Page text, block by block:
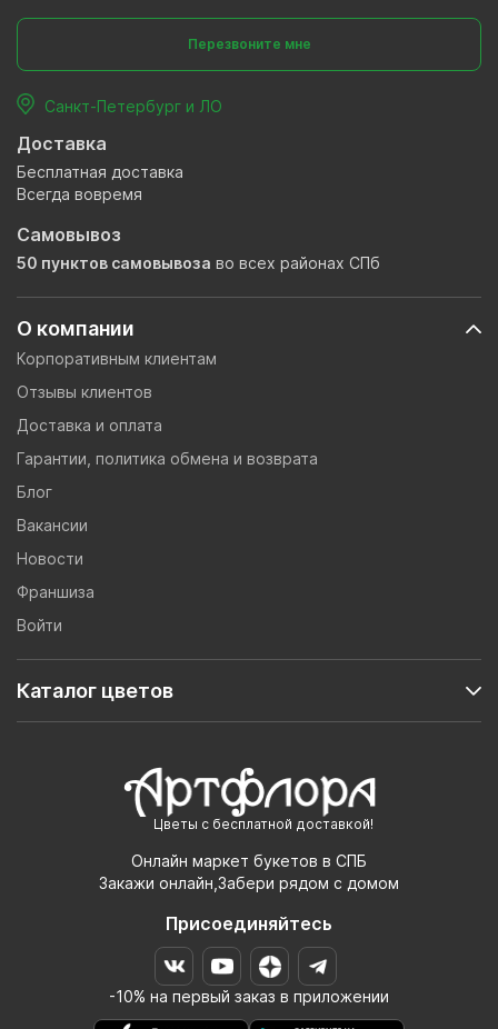
Цветы с бесплатной доставкой!
Онлайн маркет букетов в СПБ
Закажи онлайн,Забери рядом с домом
Присоединяйтесь
-10% на первый заказ в приложении
О компании
Корпоративным клиентам
Отзывы клиентов
Доставка и оплата
Гарантии, политика обмена и возврата
Блог
Вакансии
Новости
Франшиза
Войти
Каталог цветов
Перезвоните мне
Санкт-Петербург и ЛО
Доставка
Бесплатная доставка
Всегда вовремя
Самовывоз
50 пунктов самовывоза во всех районах СПб